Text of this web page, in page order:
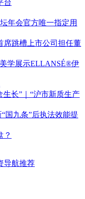
台
年会官方唯一指定用
席跳槽上市公司担任董
学展示ELLANSÉ®伊
长”｜“沪市新质生产
国九条”后执法效能提
？
导航推荐